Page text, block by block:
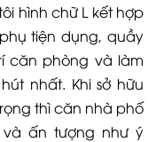
hình chữ L kết hợp
tiện dụng, quầy
căn phòng và làm
nhất. Khi sở hữu
thì căn nhà phố
ấn tượng như ý